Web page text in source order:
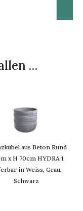
…
aus Beton Rund
x H 70cm HYDRA 1
in Weiss, Grau,
Schwarz